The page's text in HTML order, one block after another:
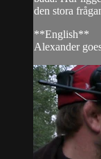
den stora
**English**
Alexander